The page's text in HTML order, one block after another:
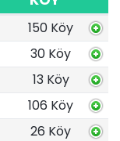
150 Köy
30 Köy
13 Köy
106 Köy
26 Köy